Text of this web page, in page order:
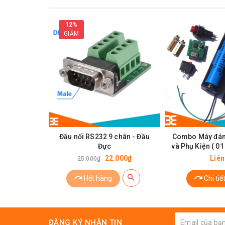
12%
GIẢM
Đầu nối RS232 9 chân - Đầu
Đực
25.000₫ 22.000₫
Hết hàng
Combo Máy
và Phụ Kiện (
1000KV, 01
nhựa, 01 công
mạch sạc pin
Chi tiết
ĐĂNG KÝ NHẬN TIN